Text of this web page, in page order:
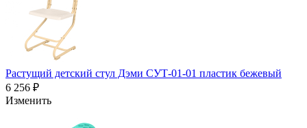
Растущий детский стул Дэми СУТ-01-01 пластик бежевый
6 256 ₽
Изменить